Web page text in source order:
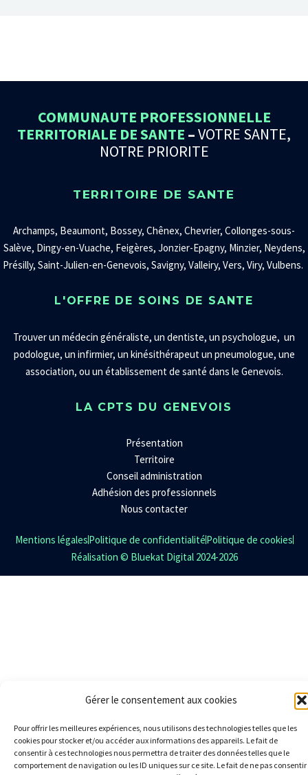
Gérer le consentement aux cookies
Pour offrir les meilleures expériences, nous utilisons des technologies telles que les
cookies pour stocker et/ou accéder aux informations des appareils. Le fait de
consentir à ces technologies nous permettra de traiter des données telles que le
comportement de navigation ou les ID uniques sur ce site. Le fait de ne pas consentir
COMMUNAUTE PROFESSIONNELLE
TERRITORIALE DE SANTE –VOTRE SANTE,
NOTRE PRIORITE
TERRITOIRE DE SANTE
Archamps, Beaumont, Bossey, Chênex, Chevrier, Collonges-sous-
Salève, Dingy-en-Vuache, Feigères, Jonzier-Epagny, Minzier, Neydens,
Présilly, Saint-Julien-en-Genevois, Savigny, Valleiry, Vers, Viry, Vulbens.
L'OFFRE DE SOINS DE SANTE
Trouver un médecin généraliste, un dentiste, un psychologue, un
podologue, un infirmier, un kinésithérapeutun pneumologue, une
association, ou un établissement de santé dans le Genevois.
LA CPTS DU GENEVOIS
Présentation
Territoire
Conseil administration
Adhésion des professionnels
Nous contacter
Mentions légalesPolitique de confidentialitéPolitique de cookies
Réalisation © Bluekat Digital 2024-2026